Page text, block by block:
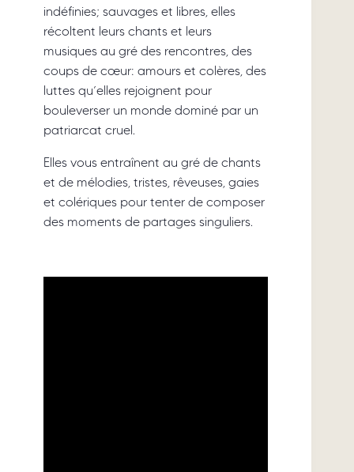
indéfinies; sauvages et libres, elles
récoltent leurs chants et leurs
musiques au gré des rencontres, des
coups de cœur: amours et colères, des
luttes qu’elles rejoignent pour
bouleverser un monde dominé par un
patriarcat cruel.
Elles vous entraînent au gré de chants
et de mélodies, tristes, rêveuses, gaies
et colériques pour tenter de composer
des moments de partages singuliers.